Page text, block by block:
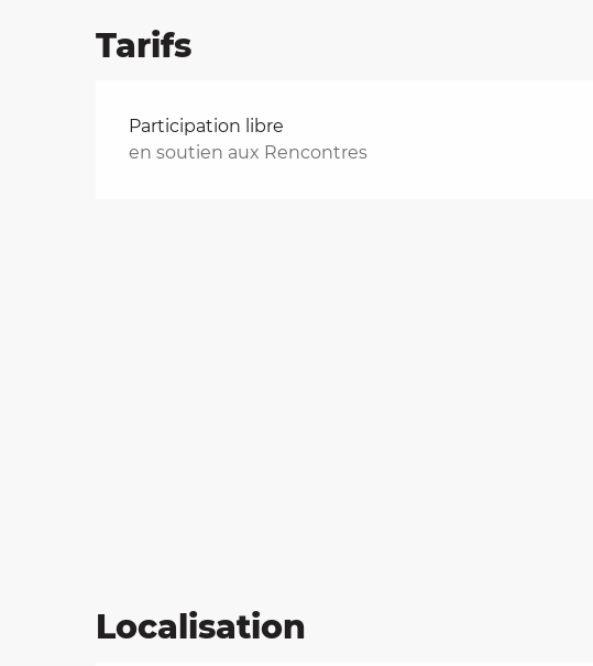
Tarifs
Tarifs 2026
Participation libre
en soutien aux Rencontres
Localisation